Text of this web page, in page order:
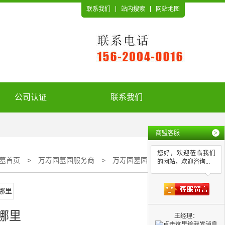
联系我们 站内搜索 网站地图
公司认证 联系我们
首页 > 万寿园墓园服务商 > 万寿园墓园在哪里
里
商盟客服 >
您好，欢迎莅临我们
的网站，欢迎咨询...
王经理：